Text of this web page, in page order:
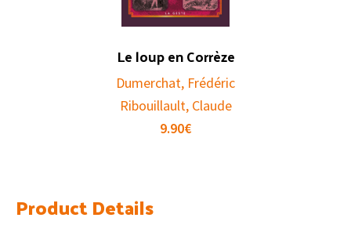
Le loup en Corrèze
Dumerchat, Frédéric
Ribouillault, Claude
9.90€
Product Details